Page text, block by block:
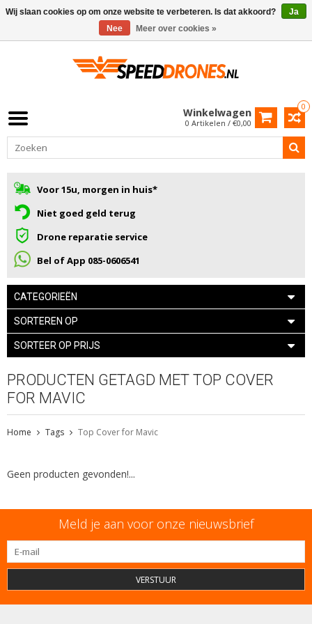
0
Winkelwagen
0 Artikelen / €0,00
Voor 15u, morgen in huis*
Niet goed geld terug
Drone reparatie service
Bel of App 085-0606541
CATEGORIEËN
SORTEREN OP
SORTEER OP PRIJS
PRODUCTEN GETAGD MET TOP COVER
FOR MAVIC
Home Tags Top Cover for Mavic
Geen producten gevonden!...
Meld je aan voor onze nieuwsbrief
VERSTUUR
Wij slaan cookies op om onze website te verbeteren. Is dat akkoord?
Ja
Nee
Meer over cookies »